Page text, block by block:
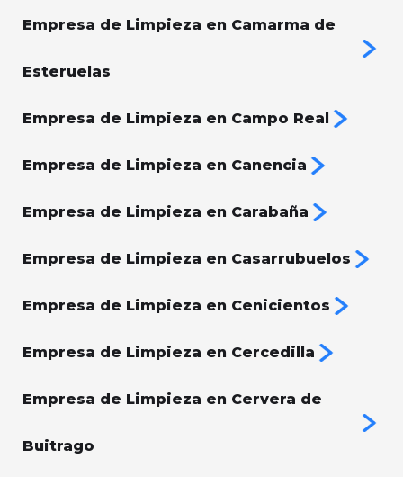
Empresa de Limpieza en Camarma de
Esteruelas
Empresa de Limpieza en Campo Real
Empresa de Limpieza en Canencia
Empresa de Limpieza en Carabaña
Empresa de Limpieza en Casarrubuelos
Empresa de Limpieza en Cenicientos
Empresa de Limpieza en Cercedilla
Empresa de Limpieza en Cervera de
Buitrago